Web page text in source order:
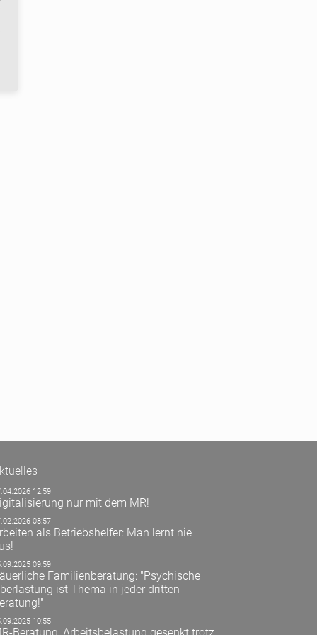
12:59
nur mit dem MR!
08:57
als Betriebshelfer: Man lernt nie
09:59
Familienberatung: "Psychische
ist Thema in jeder dritten
10:55